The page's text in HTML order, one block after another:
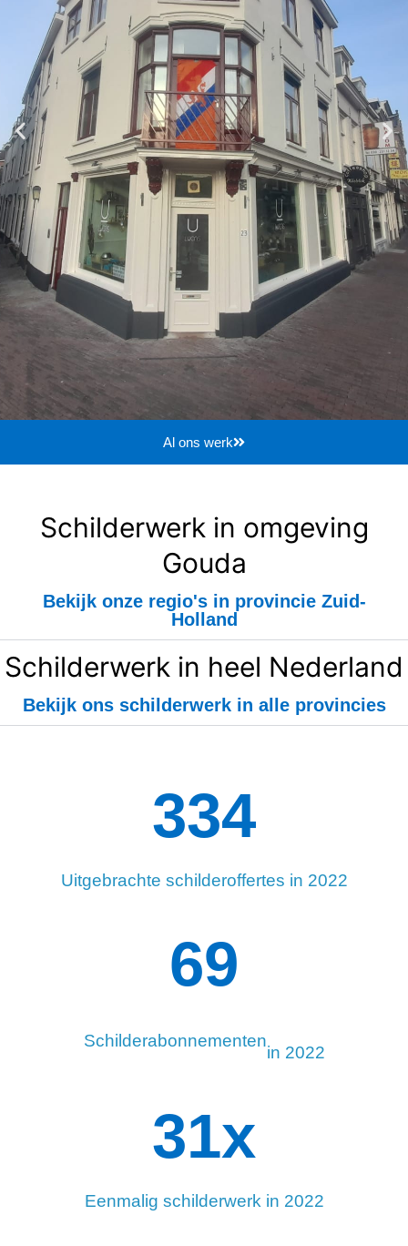
Al ons werk
Schilderwerk in omgeving
Gouda
Bekijk onze regio's in provincie Zuid-
Holland
Schilderwerk in heel Nederland
Bekijk ons schilderwerk in alle provincies
Uitgebrachte schilderoffertes in 2022
334
Schilderabonnementen
in 2022
93
Eenmalig schilderwerk in 2022
34x